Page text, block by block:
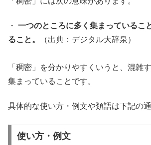
・ 一つのところに多く集まっているこ
ること。
（出典：デジタル大辞泉）
「稠密」を分かりやすくいうと、混雑
集まっていることです。
具体的な使い方・例文や類語は下記の通
使い方・例文